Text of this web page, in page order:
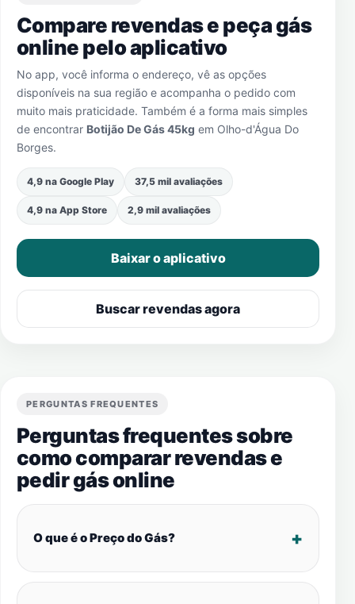
Compare revendas e peça gás
online pelo aplicativo
No app, você informa o endereço, vê as opções
disponíveis na sua região e acompanha o pedido com
muito mais praticidade. Também é a forma mais simples
de encontrar Botijão De Gás 45kg em Olho-d'Água Do
Borges.
4,9 na Google Play 37,5 mil avaliações
4,9 na App Store 2,9 mil avaliações
Baixar o aplicativo
Buscar revendas agora
PERGUNTAS FREQUENTES
Perguntas frequentes sobre
como comparar revendas e
pedir gás online
O que é o Preço do Gás?